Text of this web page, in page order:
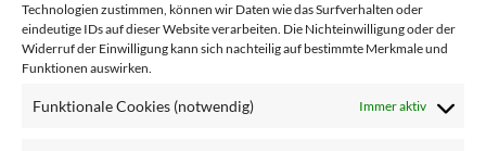
Technologien zustimmen, können wir Daten wie das Surfverhalten oder
eindeutige IDs auf dieser Website verarbeiten. Die Nichteinwilligung oder der
Widerruf der Einwilligung kann sich nachteilig auf bestimmte Merkmale und
Funktionen auswirken.
Funktionale Cookies (notwendig) Immer aktiv
á bientôt
Ihr LBC/PARIS Team
Wir werden Sie informieren, sobald unsere neue Website